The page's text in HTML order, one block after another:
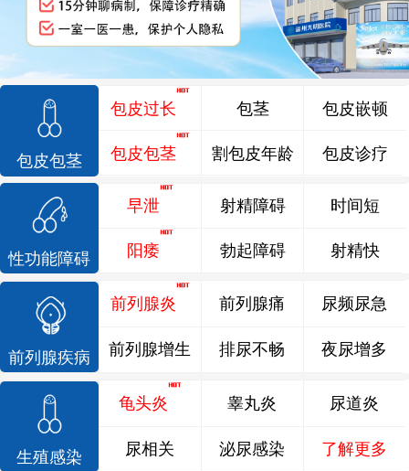
包皮包茎
包皮过长
包皮包茎
包茎
割包皮年龄
包皮嵌顿
包皮诊疗
性功能障碍
早泄
阳痿
射精障碍
勃起障碍
时间短
射精快
前列腺疾病
前列腺炎 前列腺痛 尿频尿急
前列腺增生 排尿不畅 夜尿增多
生殖感染
龟头炎 睾丸炎 尿道炎
尿相关 泌尿感染 了解更多